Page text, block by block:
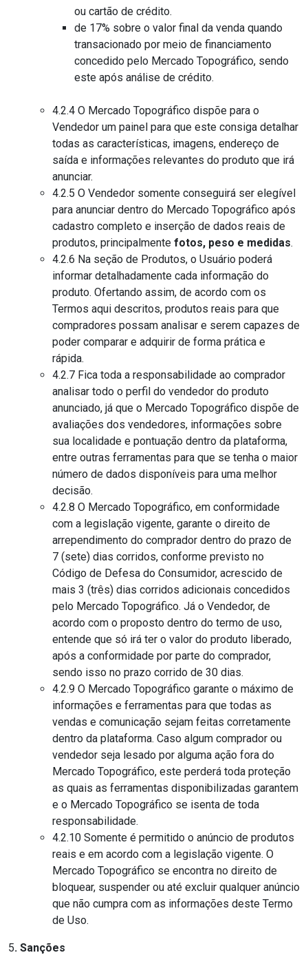
ou cartão de crédito.
de 17% sobre o valor final da venda quando
transacionado por meio de financiamento
concedido pelo Mercado Topográfico, sendo
este após análise de crédito.
4.2.4 O Mercado Topográfico dispõe para o
Vendedor um painel para que este consiga detalhar
todas as características, imagens, endereço de
saída e informações relevantes do produto que irá
anunciar.
4.2.5 O Vendedor somente conseguirá ser elegível
para anunciar dentro do Mercado Topográfico após
cadastro completo e inserção de dados reais de
produtos, principalmente fotos, peso e medidas.
4.2.6 Na seção de Produtos, o Usuário poderá
informar detalhadamente cada informação do
produto. Ofertando assim, de acordo com os
Termos aqui descritos, produtos reais para que
compradores possam analisar e serem capazes de
poder comparar e adquirir de forma prática e
rápida.
4.2.7 Fica toda a responsabilidade ao comprador
analisar todo o perfil do vendedor do produto
anunciado, já que o Mercado Topográfico dispõe de
avaliações dos vendedores, informações sobre
sua localidade e pontuação dentro da plataforma,
entre outras ferramentas para que se tenha o maior
número de dados disponíveis para uma melhor
decisão.
4.2.8 O Mercado Topográfico, em conformidade
com a legislação vigente, garante o direito de
arrependimento do comprador dentro do prazo de
7 (sete) dias corridos, conforme previsto no
Código de Defesa do Consumidor, acrescido de
mais 3 (três) dias corridos adicionais concedidos
pelo Mercado Topográfico. Já o Vendedor, de
acordo com o proposto dentro do termo de uso,
entende que só irá ter o valor do produto liberado,
após a conformidade por parte do comprador,
sendo isso no prazo corrido de 30 dias.
4.2.9 O Mercado Topográfico garante o máximo de
informações e ferramentas para que todas as
vendas e comunicação sejam feitas corretamente
dentro da plataforma. Caso algum comprador ou
vendedor seja lesado por alguma ação fora do
Mercado Topográfico, este perderá toda proteção
as quais as ferramentas disponibilizadas garantem
e o Mercado Topográfico se isenta de toda
responsabilidade.
4.2.10 Somente é permitido o anúncio de produtos
reais e em acordo com a legislação vigente. O
Mercado Topográfico se encontra no direito de
bloquear, suspender ou até excluir qualquer anúncio
que não cumpra com as informações deste Termo
de Uso.
5. Sanções